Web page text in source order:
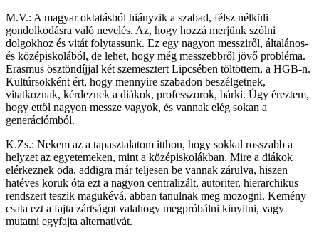
M.V.: A magyar oktatásból hiányzik a szabad, félsz nélküli
gondolkodásra való nevelés. Az, hogy hozzá merjünk szólni
dolgokhoz és vitát folytassunk. Ez egy nagyon messziről, általános-
és középiskolából, de lehet, hogy még messzebbről jövő probléma.
Erasmus ösztöndíjjal két szemesztert Lipcsében töltöttem, a HGB-n.
Kultúrsokként ért, hogy mennyire szabadon beszélgetnek,
vitatkoznak, kérdeznek a diákok, professzorok, bárki. Úgy éreztem,
hogy ettől nagyon messze vagyok, és vannak elég sokan a
generációmból.
K.Zs.: Nekem az a tapasztalatom itthon, hogy sokkal rosszabb a
helyzet az egyetemeken, mint a középiskolákban. Mire a diákok
elérkeznek oda, addigra már teljesen be vannak zárulva, hiszen
hatéves koruk óta ezt a nagyon centralizált, autoriter, hierarchikus
rendszert teszik magukévá, abban tanulnak meg mozogni. Kemény
csata ezt a fajta zártságot valahogy megpróbálni kinyitni, vagy
mutatni egyfajta alternatívát.